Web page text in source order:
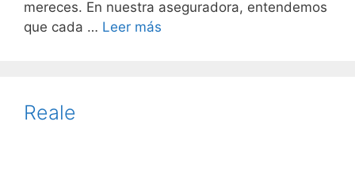
mereces. En nuestra aseguradora, entendemos
que cada … Leer más
Reale